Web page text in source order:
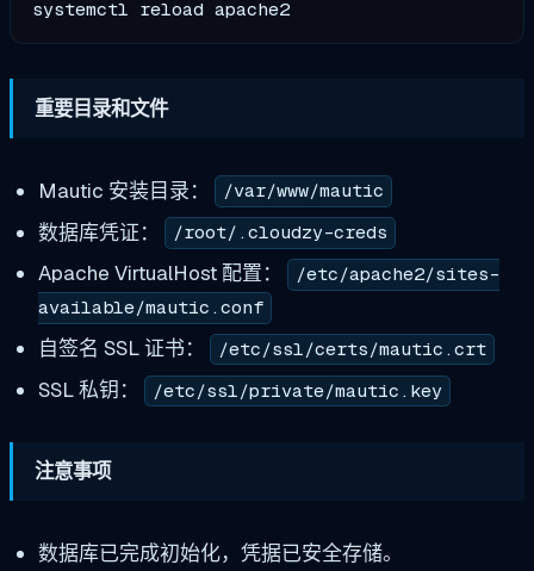
重要目录和文件
Mautic 安装目录： /var/www/mautic
数据库凭证： /root/.cloudzy-creds
Apache VirtualHost 配置：
/etc/apache2/sites-
available/mautic.conf
自签名 SSL 证书： /etc/ssl/certs/mautic.crt
SSL 私钥： /etc/ssl/private/mautic.key
注意事项
数据库已完成初始化，凭据已安全存储。